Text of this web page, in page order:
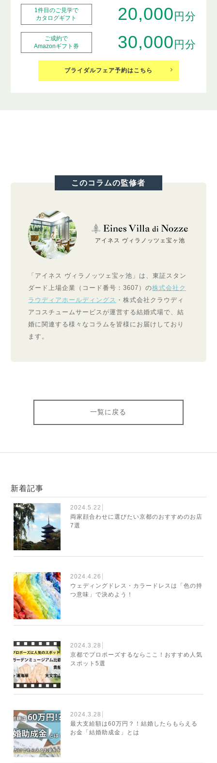
1件目のご見学で
カタログギフト
20,000 円分
ご成約で
Amazonギフト券
30,000 円分
ブライダルフェア予約はこちら
このコラムの監修者
アイネス ヴィラノッツェ宝ヶ池
「アイネス ヴィラノッツェ宝ヶ池」は、東証スタン
ダード上場企業（コード番号：3607）の株式会社ク
ラウディアホールディングス ・株式会社クラウディ
アコスチュームサービスが運営する結婚式場で、結
婚に関連する様々なコラムを皆様にお届けしており
ます。
一覧に戻る
新着記事
2024.5.22
両家顔合わせに選びたい京都のおすすめのお店
7選
2024.4.26
ウェディングドレス・カラードレスは「色の持
つ意味」で決めよう！
2024.3.28
京都でプロポーズするならここ！おすすめ人気
スポット5選
2024.3.28
最大支給額は60万円？！結婚したらもらえる
お金「結婚助成金」とは